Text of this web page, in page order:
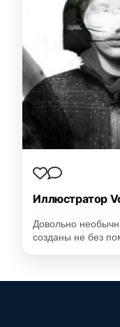
Иллюстратор
Довольно
созданы не без